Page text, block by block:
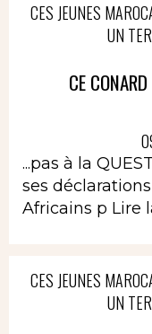
CES JEUNES
UN
CE
...pas à la
ses
Africains p Lire
CES JEUNES
UN